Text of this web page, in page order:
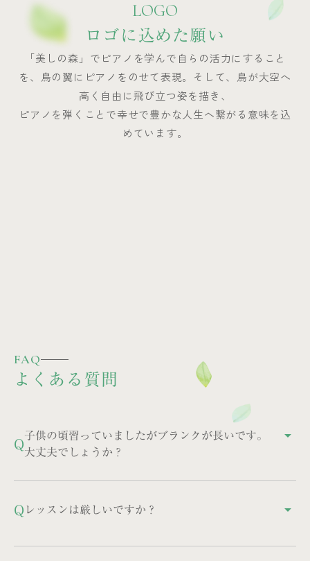
LOGO
ロゴに込めた願い
「美しの森」でピアノを学んで自らの活力にすること
を、鳥の翼にピアノをのせて表現。そして、鳥が大空へ
高く自由に飛び立つ姿を描き、
ピアノを弾くことで幸せで豊かな人生へ繋がる意味を込
めています。
FAQ
よくある質問
Q子供の頃習っていましたがブランクが長いです。
大丈夫でしょうか？
arrow_drop_up
大丈夫です。30年ぶり、40年ぶりにピアノを再開され
た方は多くいらっしゃいます。土台がある分、感覚が
戻るのも早いです。ぜひご相談ください。
Qレッスンは厳しいですか？ arrow_drop_up
「厳しい」というよりは、熱意を持って誠実なレッス